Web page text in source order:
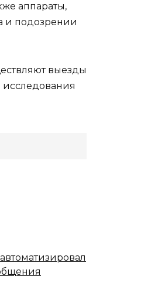
аппараты,
и подозрении
выезды